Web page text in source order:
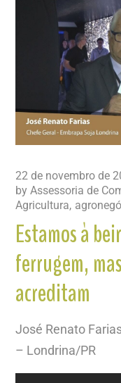
22 de novembro de
byAssessoria de
Agricultura
Estamos à
ferrugem,
acreditam
José Renato
– Londrina/PR